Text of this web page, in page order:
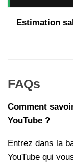
Estimation
FAQs
Comment
YouTube ?
Entrez dans la
YouTube qui